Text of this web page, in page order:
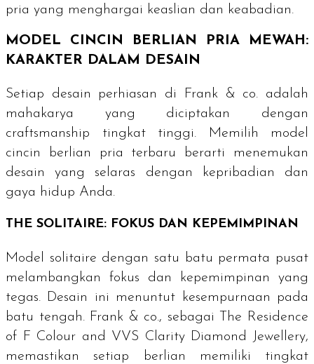
pria yang menghargai keaslian dan keabadian.
MODEL CINCIN BERLIAN PRIA MEWAH:
KARAKTER DALAM DESAIN
Setiap desain perhiasan di Frank & co. adalah
mahakarya yang diciptakan dengan
craftsmanship tingkat tinggi. Memilih model
cincin berlian pria terbaru berarti menemukan
desain yang selaras dengan kepribadian dan
gaya hidup Anda.
THE SOLITAIRE: FOKUS DAN KEPEMIMPINAN
Model solitaire dengan satu batu permata pusat
melambangkan fokus dan kepemimpinan yang
tegas. Desain ini menuntut kesempurnaan pada
batu tengah. Frank & co., sebagai
The Residence
of F Colour and VVS Clarity Diamond Jewellery,
memastikan setiap berlian memiliki tingkat